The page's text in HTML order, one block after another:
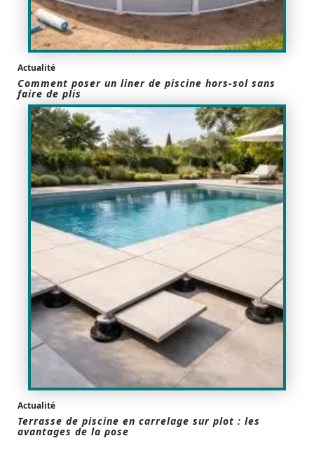
Actualité
Comment poser un liner de piscine hors-sol sans
faire de plis
Actualité
Terrasse de piscine en carrelage sur plot : les
avantages de la pose